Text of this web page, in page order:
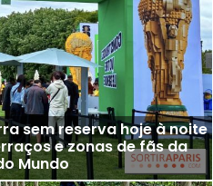
sem reserva hoje à noite
e zonas de fãs da
Mundo